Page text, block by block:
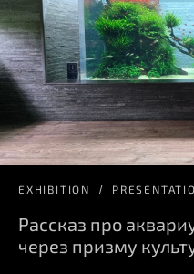
EXHIBITION
Рассказ про
через призму